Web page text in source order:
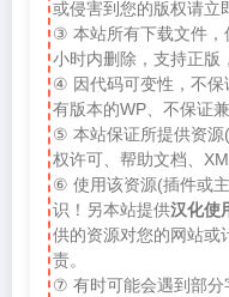
或侵害到您的版权请立
③ 本站所有下载文件，
小时内删除，支持正版
④ 因代码可变性，不保
有版本的WP、不保证
⑤ 本站保证所提供资源
权许可、帮助文档、
⑥ 使用该资源(插件或
识！另本站提供汉化使
供的资源对您的网站或
责。
⑦ 有时可能会遇到部分